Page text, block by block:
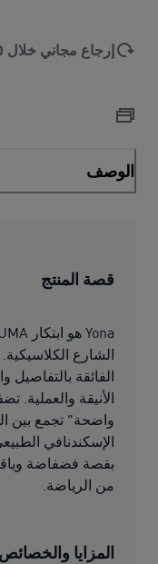
إرجاع مجاني خلال 30 يومًا
الوصف
قصة المنتج
الشارع
الفائقة بالتفاصيل
الأنيقة
واضحة" تجمع بين
الإسكندنافي
بقصة فضفاضة
من الرياضة.
المزايا والخصائص